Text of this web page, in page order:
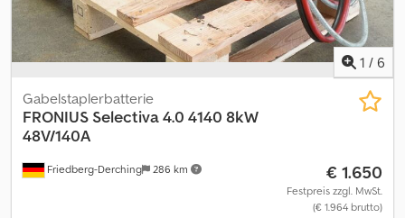
1 / 6
Friedberg-Derching 286 km
Gabelstaplerbatterie
FRONIUS Selectiva 4.0 4140 8kW
48V/140A
€ 1.650
Festpreis zzgl. MwSt.
(€ 1.964 brutto)